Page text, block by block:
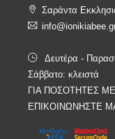
Σαράντα
Δευτέρα -
Σάββατο: κλειστά
ΓΙΑ ΠΟΣΟΤΗΤΕΣ
ΕΠΙΚΟΙΝΩΝΗΣΤΕ